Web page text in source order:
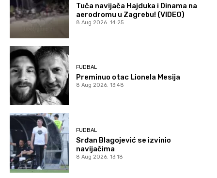
Tuča navijača Hajduka i Dinama na
aerodromu u Zagrebu! (VIDEO)
8 Aug 2026. 14:25
FUDBAL
Preminuo otac Lionela Mesija
8 Aug 2026. 13:48
FUDBAL
Srđan Blagojević se izvinio
navijačima
8 Aug 2026. 13:18